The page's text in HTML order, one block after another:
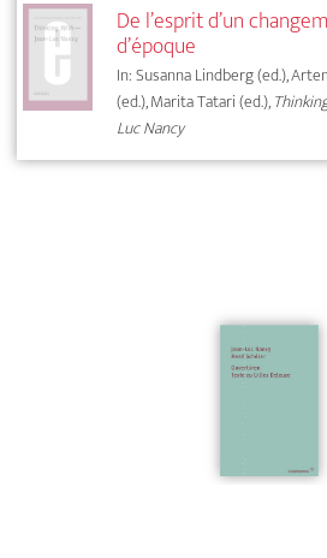
De l’esprit d’un
d’époque
In: Susanna Lindberg (ed.),
(ed.), Marita Tatari (ed.),
Luc Nancy